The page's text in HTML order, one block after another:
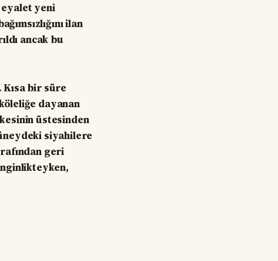
eyalet yeni
ilan
ancak bu
bir süre
dayanan
üstesinden
siyahilere
geri